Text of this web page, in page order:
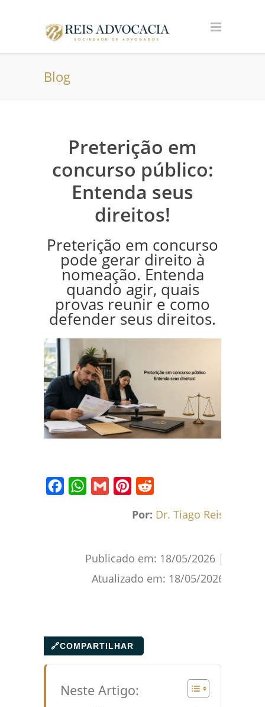
Blog
Preterição em
concurso público:
Entenda seus
direitos!
Preterição em concurso
pode gerar direito à
nomeação. Entenda
quando agir, quais
provas reunir e como
defender seus direitos.
Por: Dr. Tiago Reis
Publicado em: 18/05/2026 |
Atualizado em: 18/05/2026
🔗COMPARTILHAR
Neste Artigo: